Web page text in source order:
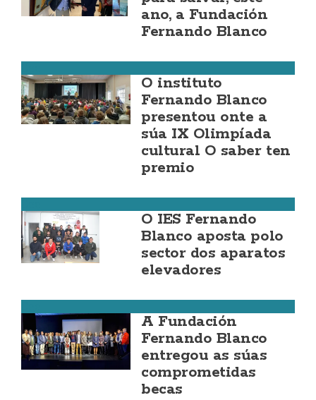
ano, a Fundación
Fernando Blanco
O instituto
Fernando Blanco
presentou onte a
súa IX Olimpíada
cultural O saber ten
premio
O IES Fernando
Blanco aposta polo
sector dos aparatos
elevadores
A Fundación
Fernando Blanco
entregou as súas
comprometidas
becas